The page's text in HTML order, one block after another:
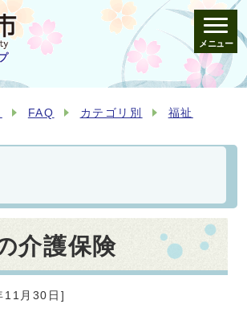
メニュー
FAQ カテゴリ別 福祉
介護保険
11月30日 ]